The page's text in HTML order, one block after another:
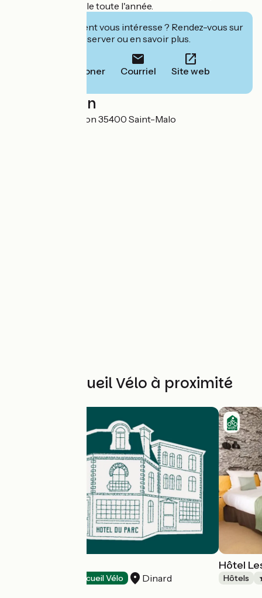
hôtel vous accueille toute l'année.
Cet établissement vous intéresse ? Rendez-vous sur
leur site pour réserver ou en savoir plus.
Téléphoner Courriel Site web
Localisation
11 chaussée du sillon 35400 Saint-Malo
Autres Accueil Vélo à proximité
Accueil Vélo Dinard
Hôtel
Hôtels